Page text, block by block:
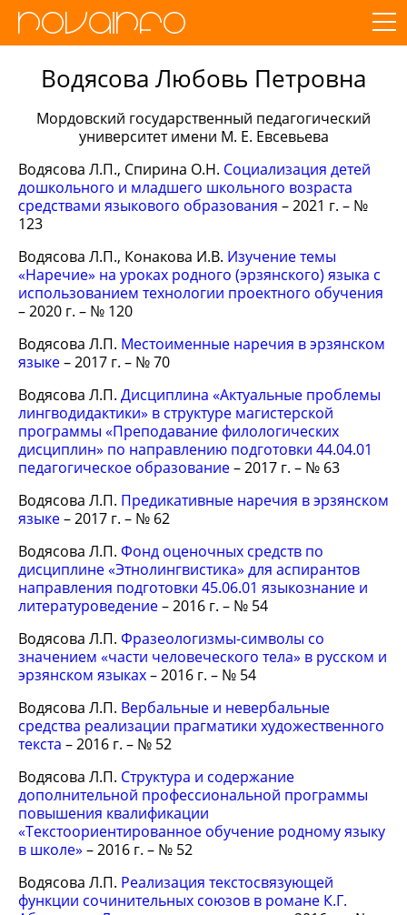
Водясова Любовь Петровна
Мордовский государственный педагогический
университет имени М. Е. Евсевьева
Водясова Л.П., Спирина О.Н. Социализация детей
дошкольного и младшего школьного возраста
средствами языкового образования – 2021 г. – №
123
Водясова Л.П., Конакова И.В. Изучение темы
«Наречие» на уроках родного (эрзянского) языка с
использованием технологии проектного обучения
– 2020 г. – № 120
Водясова Л.П. Местоименные наречия в эрзянском
языке– 2017 г. – № 70
Водясова Л.П. Дисциплина «Актуальные проблемы
лингводидактики» в структуре магистерской
программы «Преподавание филологических
дисциплин» по направлению подготовки 44.04.01
педагогическое образование– 2017 г. – № 63
Водясова Л.П. Предикативные наречия в эрзянском
языке– 2017 г. – № 62
Водясова Л.П. Фонд оценочных средств по
дисциплине «Этнолингвистика» для аспирантов
направления подготовки 45.06.01 языкознание и
литературоведение– 2016 г. – № 54
Водясова Л.П. Фразеологизмы-символы со
значением «части человеческого тела» в русском и
эрзянском языках– 2016 г. – № 54
Водясова Л.П. Вербальные и невербальные
средства реализации прагматики художественного
текста – 2016 г. – № 52
Водясова Л.П. Структура и содержание
дополнительной профессиональной программы
повышения квалификации
«Текстоориентированное обучение родному языку
в школе» – 2016 г. – № 52
Водясова Л.П. Реализация текстосвязующей
функции сочинительных союзов в романе К.Г.